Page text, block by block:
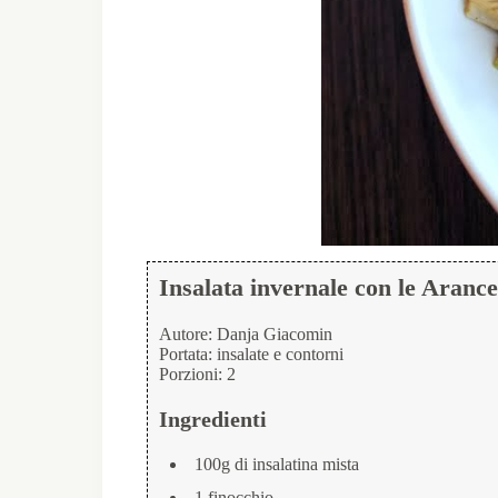
Insalata invernale con le
Autore: Danja Giacomin
Portata: insalate e contorni
Porzioni: 2
Ingredienti
100g di insalatina mista